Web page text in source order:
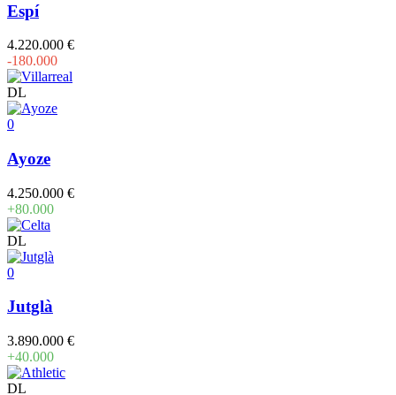
Espí
4.220.000 €
-180.000
DL
0
Ayoze
4.250.000 €
+80.000
DL
0
Jutglà
3.890.000 €
+40.000
DL